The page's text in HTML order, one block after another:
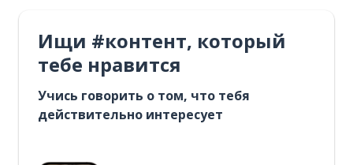
Ищи #контент, который
тебе нравится
Учись говорить о том, что тебя
действительно интересует